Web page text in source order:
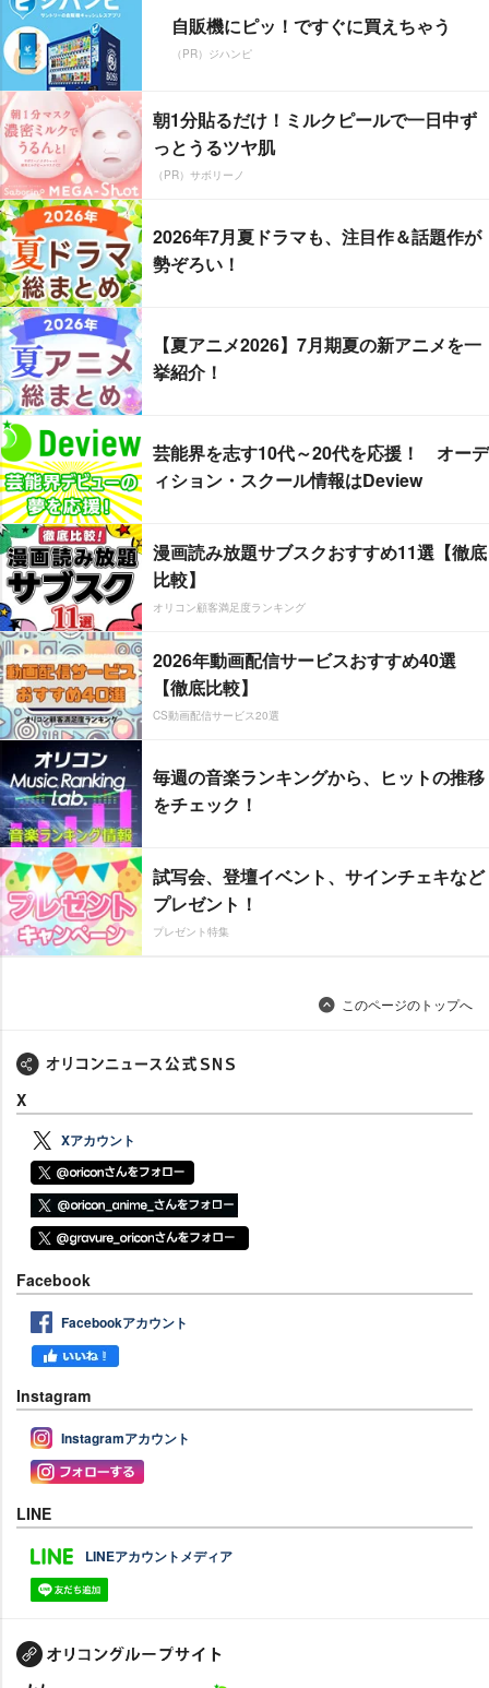
自販機にピッ！ですぐに買えちゃう
（PR）ジハンピ
朝1分貼るだけ！ミルクピールで一日中ず
っとうるツヤ肌
（PR）サボリーノ
2026年7月夏ドラマも、注目作＆話題作が
勢ぞろい！
【夏アニメ2026】7月期夏の新アニメを一
挙紹介！
芸能界を志す10代～20代を応援！ オーデ
ィション・スクール情報はDeview
漫画読み放題サブスクおすすめ11選【徹底
比較】
オリコン顧客満足度ランキング
2026年動画配信サービスおすすめ40選
【徹底比較】
CS動画配信サービス20選
毎週の音楽ランキングから、ヒットの推移
をチェック！
試写会、登壇イベント、サインチェキなど
プレゼント！
プレゼント特集
このページのトップへ
X
Xアカウント
Facebook
Facebookアカウント
Instagram
Instagramアカウント
LINE
LINEアカウントメディア